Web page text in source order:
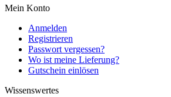
Mein Konto
Anmelden
Registrieren
Passwort vergessen?
Wo ist meine Lieferung?
Gutschein einlösen
Wissenswertes